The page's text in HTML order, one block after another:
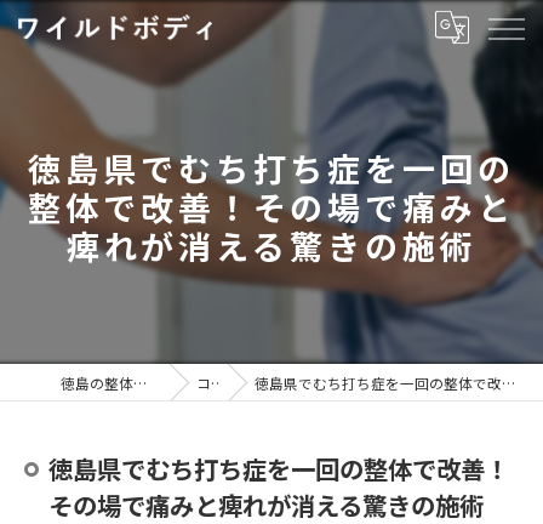
徳島県でむち打ち症を一回の
整体で改善！その場で痛みと
痺れが消える驚きの施術
徳島の整体ならワイルドボディ コラム 徳島県でむち打ち症を一回の整体で改善！その場で痛みと痺れが消える驚きの施術
徳島県でむち打ち症を一回の整体で改善！
その場で痛みと痺れが消える驚きの施術